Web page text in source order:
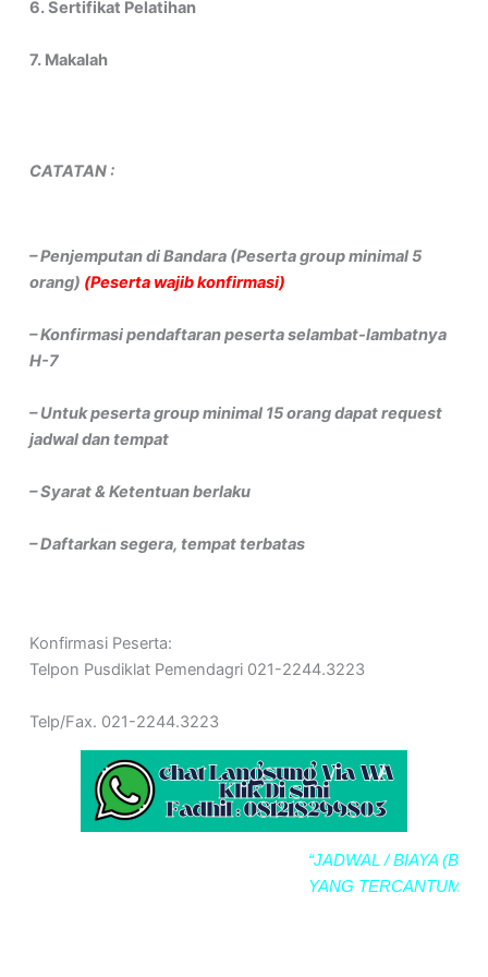
6. Sertifikat Pelatihan
7. Makalah
CATATAN :
– Penjemputan di Bandara (Peserta group minimal 5
orang) (Peserta wajib konfirmasi)
– Konfirmasi pendaftaran peserta selambat-lambatnya
H-7
– Untuk peserta group minimal 15 orang dapat request
jadwal dan tempat
– Syarat & Ketentuan berlaku
– Daftarkan segera, tempat terbatas
Konfirmasi Peserta:
Telpon Pusdiklat Pemendagri 021-2244.3223
Telp/Fax. 021-2244.3223
“JADWAL / BIAYA
YANG TERCANTUM